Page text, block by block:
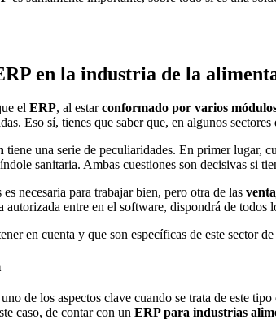
en la industria de la
el ERP, al estarconformado por varios
Eso sí, tienes que saber que, en algunos
tiene una serie de peculiaridades. En primer lugar,
sanitaria. Ambas cuestiones son decisivas si
necesaria para trabajar bien, pero otra de las
autorizada entre en el software, dispondrá de
en cuenta y que son específicas de este sector
uno de los aspectos clave cuando se trata de este
caso, de contar con un ERP para industrias